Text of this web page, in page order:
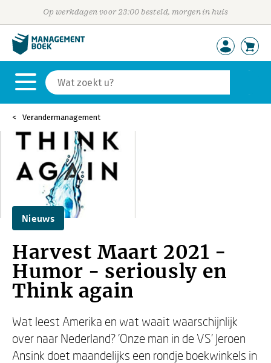
Op werkdagen voor 23:00 besteld, morgen in huis
Verandermanagement
Nieuws
Harvest Maart 2021 -
Humor - seriously en
Think again
Wat leest Amerika en wat waait waarschijnlijk
over naar Nederland? 'Onze man in de VS' Jeroen
Ansink doet maandelijks een rondje boekwinkels in